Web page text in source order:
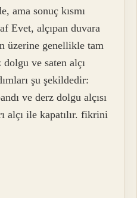
ama sonuç kısmı
Evet, alçıpan duvara
üzerine genellikle tam
dolgu ve saten alçı
şu şekildedir:
ve derz dolgu alçısı
alçı ile kapatılır. fikrini